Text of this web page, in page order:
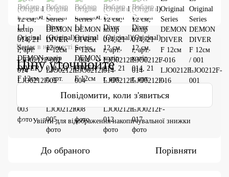
Немає в наявності
Ціну уточнюйте
Повідомити, коли з'явиться
% Увійтидля відображення накопичувальної знижки
До обраного Порівняти